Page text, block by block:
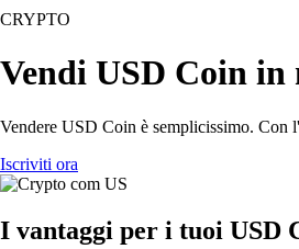
CRYPTO
Vendi USD Coin in
Vendere USD Coin è semplicissimo. Con
Iscriviti ora
I vantaggi per i tuoi USD